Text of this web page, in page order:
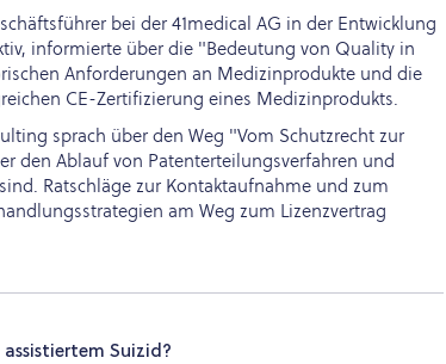
bei der 41medical AG in der Entwicklung
informierte über die "Bedeutung von Quality in
Anforderungen an Medizinprodukte und die
CE-Zertifizierung eines Medizinprodukts.
sprach über den Weg "Vom Schutzrecht zur
den Ablauf von Patenterteilungsverfahren und
Ratschläge zur Kontaktaufnahme und zum
am Weg zum Lizenzvertrag
Suizid?